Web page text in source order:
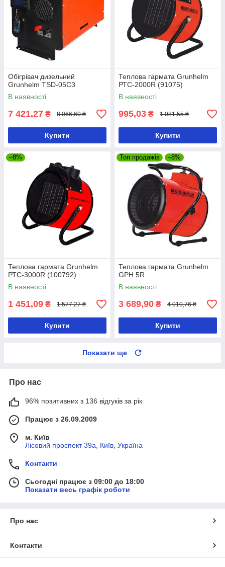
Обігрівач дизельний
Grunhelm TSD-05C3
В наявності
7 421,27 ₴ 8 066,60 ₴
Купити
Теплова гармата Grunhelm
РТС-2000R (91075)
В наявності
995,03 ₴ 1 081,55 ₴
Купити
–8%
Теплова гармата Grunhelm
РТС-3000R (100792)
В наявності
1 451,09 ₴ 1 577,27 ₴
Купити
Топ продажів –8%
Теплова гармата Grunhelm
GPH 5R
В наявності
3 689,90 ₴ 4 010,76 ₴
Купити
Показати ще
Про нас
96% позитивних з 136 відгуків за рік
Працює з 26.09.2009
м. Київ
Лісовий проспект 39а, Київ, Україна
Контакти
Сьогодні працює з 09:00 до 18:00
Показати весь графік роботи
Про нас
Контакти